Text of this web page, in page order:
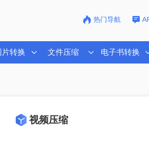
热门导航
片转换 文件压缩 电子书转换
视频压缩